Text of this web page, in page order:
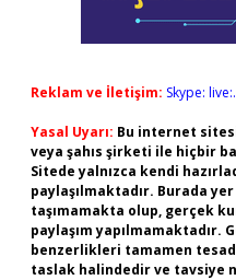
Reklam ve İletişim: Skype:
Yasal Uyarı: Bu internet
veya şahıs şirketi ile hiçbir
Sitede yalnızca kendi
paylaşılmaktadır. Burada
taşımamakta olup, gerçek
paylaşım yapılmamaktadır.
benzerlikleri tamamen
taslak halindedir ve tavsiye